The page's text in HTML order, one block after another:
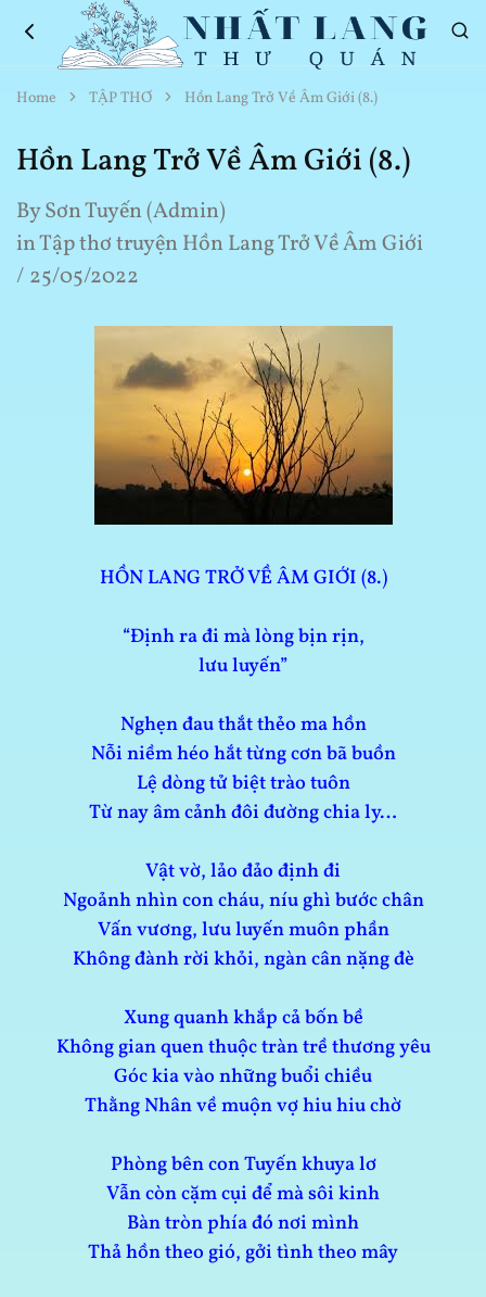
Nhất
Lang
Quán
Thơ
Hay
Cuộc
Sống
Home TẬP THƠ Hồn Lang Trở Về Âm Giới (8.)
Hồn Lang Trở Về Âm Giới (8.)
BySơn Tuyến (Admin)
inTập thơ truyện Hồn Lang Trở Về Âm Giới
25/05/2022
HỒN LANG TRỞ VỀ ÂM GIỚI (8.)
“Định ra đi mà lòng bịn rịn,
lưu luyến”
Nghẹn đau thắt thẻo ma hồn
Nỗi niềm héo hắt từng cơn bã buồn
Lệ dòng tử biệt trào tuôn
Từ nay âm cảnh đôi đường chia ly…
Vật vờ, lảo đảo định đi
Ngoảnh nhìn con cháu, níu ghì bước chân
Vấn vương, lưu luyến muôn phần
Không đành rời khỏi, ngàn cân nặng đè
Xung quanh khắp cả bốn bề
Không gian quen thuộc tràn trề thương yêu
Góc kia vào những buổi chiều
Thằng Nhân về muộn vợ hiu hiu chờ
Phòng bên con Tuyến khuya lơ
Vẫn còn cặm cụi để mà sôi kinh
Bàn tròn phía đó nơi mình
Thả hồn theo gió, gởi tình theo mây